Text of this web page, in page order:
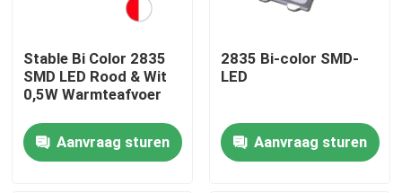
Stable Bi Color 2835
SMD LED Rood & Wit
0,5W Warmteafvoer
Aanvraag sturen
2835 Bi-color SMD-
LED
Aanvraag sturen